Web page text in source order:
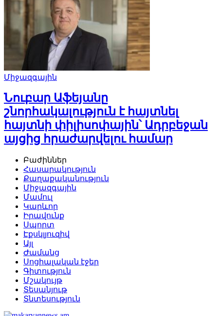
Միջազգային
Նուբար Աֆեյանը
շնորհակալություն է հայտնել
հայտնի փիլիսոփային՝ Ադրբեջան
այցից հրաժարվելու համար
Բաժիններ
Հասարակություն
Քաղաքականություն
Միջազգային
Մամուլ
Կարևոր
Իրավունք
Սպորտ
Էքսկլյուզիվ
Այլ
Ժամանց
Սոցիալական էջեր
Գիտություն
Մշակույթ
Տեսանյութ
Տնտեսություն